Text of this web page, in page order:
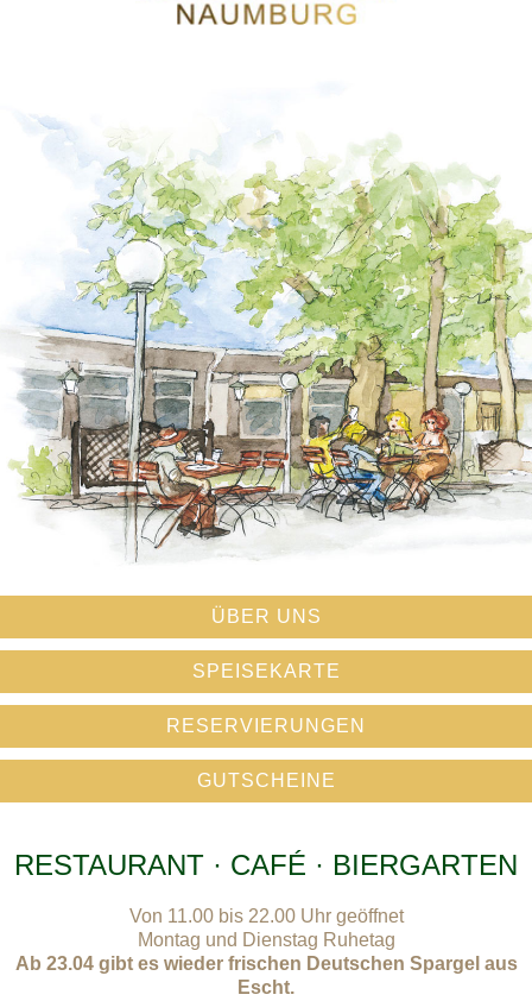
ÜBER UNS
SPEISEKARTE
RESERVIERUNGEN
GUTSCHEINE
RESTAURANT · CAFÉ · BIERGARTEN
Von 11.00 bis 22.00 Uhr geöffnet
Montag und Dienstag Ruhetag
Ab 23.04 gibt es wieder frischen Deutschen Spargel aus
Escht.